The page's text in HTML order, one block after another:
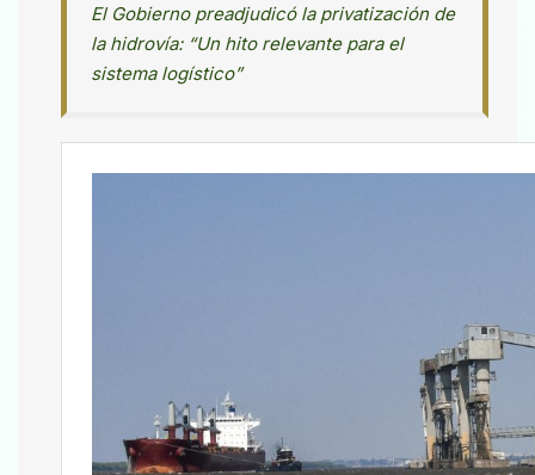
El Gobierno preadjudicó la privatización de
la hidrovía: “Un hito relevante para el
sistema logístico”